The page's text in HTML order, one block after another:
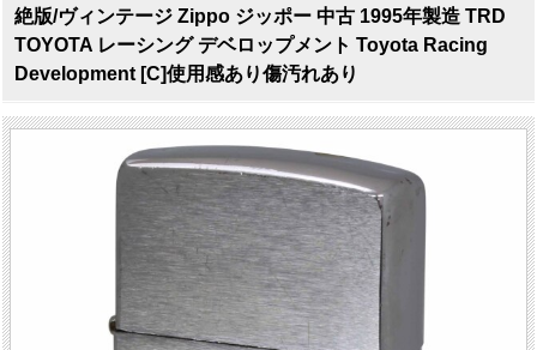
絶版/ヴィンテージ Zippo ジッポー 中古 1995年製造 TRD
TOYOTA レーシング デベロップメント Toyota Racing
Development [C]使用感あり傷汚れあり